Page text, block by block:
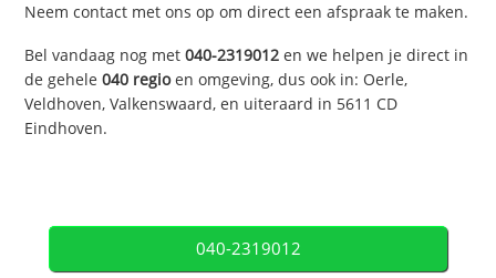
Neem contact met ons op om direct een afspraak te maken.
Bel vandaag nog met040-2319012 en we helpen je direct in
de gehele040 regioen omgeving, dus ook in: Oerle,
Veldhoven, Valkenswaard, en uiteraard in 5611 CD
Eindhoven.
040-2319012